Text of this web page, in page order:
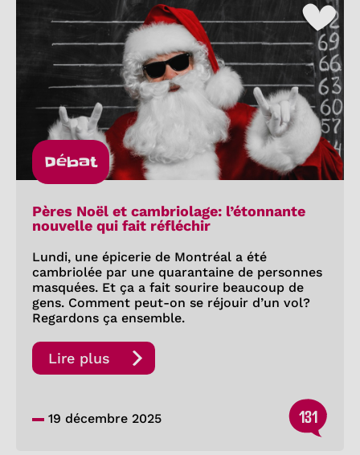
Débat
Pères Noël et cambriolage: l’étonnante
nouvelle qui fait réfléchir
Lundi, une épicerie de Montréal a été
cambriolée par une quarantaine de personnes
masquées. Et ça a fait sourire beaucoup de
gens. Comment peut-on se réjouir d’un vol?
Regardons ça ensemble.
Lire plus
19 décembre 2025 131